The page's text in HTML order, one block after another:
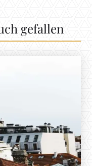
gefallen